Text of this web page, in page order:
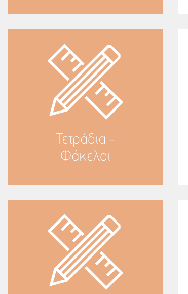
Τετράδια -
Φάκελοι